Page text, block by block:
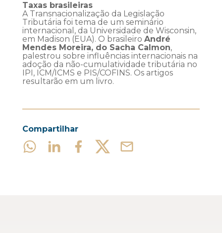
Taxas brasileiras
A Transnacionalização da Legislação
Tributária foi tema de um seminário
internacional, da Universidade de Wisconsin,
em Madison (EUA). O brasileiro André
Mendes Moreira, do Sacha Calmon,
palestrou sobre influências internacionais na
adoção da não-cumulatividade tributária no
IPI, ICM/ICMS e PIS/COFINS. Os artigos
resultarão em um livro.
Compartilhar